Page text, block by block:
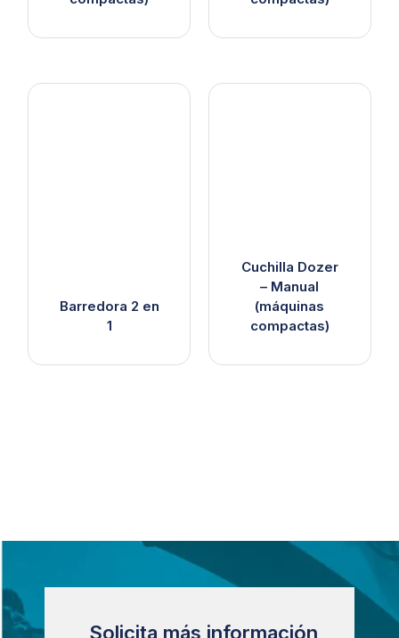
Barredora 2 en
1
Cuchilla Dozer
– Manual
(máquinas
compactas)
Solicita más información